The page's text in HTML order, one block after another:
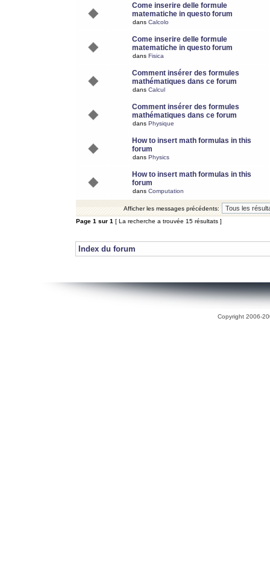
Come inserire delle formule
matematiche in questo forum
dans Calcolo
Come inserire delle formule
matematiche in questo forum
dans Fisica
Comment insérer des formules
mathématiques dans ce forum
dans Calcul
Comment insérer des formules
mathématiques dans ce forum
dans Physique
How to insert math formulas in this
forum
dans Physics
How to insert math formulas in this
forum
dans Computation
Afficher les messages précédents:
Page 1 sur 1 [ La recherche a trouvée 15 résultats ]
Index du forum
Copyright 2006-